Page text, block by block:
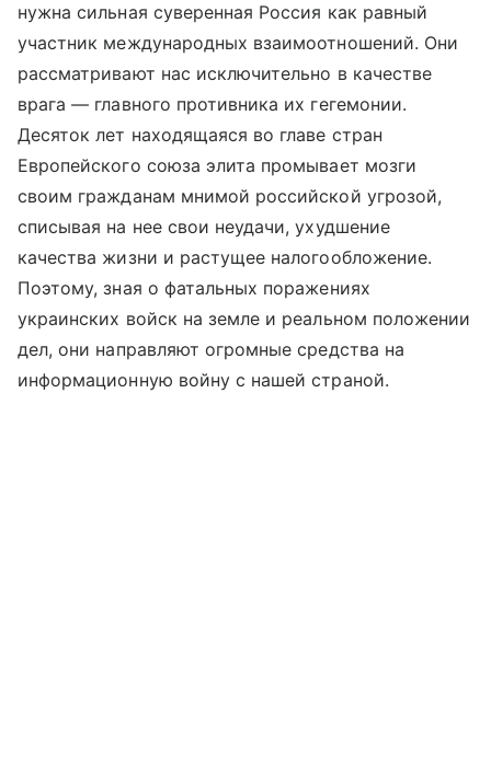
нужна сильная суверенная Россия как равный
участник международных взаимоотношений. Они
рассматривают нас исключительно в качестве
врага — главного противника их гегемонии.
Десяток лет находящаяся во главе стран
Европейского союза элита промывает мозги
своим гражданам мнимой российской угрозой,
списывая на нее свои неудачи, ухудшение
качества жизни и растущее налогообложение.
Поэтому, зная о фатальных поражениях
украинских войск на земле и реальном положении
дел, они направляют огромные средства на
информационную войну с нашей страной.